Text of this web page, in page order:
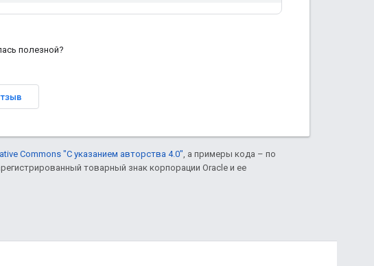
полезной?
Commons "С указанием авторства 4.0" , а примеры кода – по
товарный знак корпорации Oracle и ее